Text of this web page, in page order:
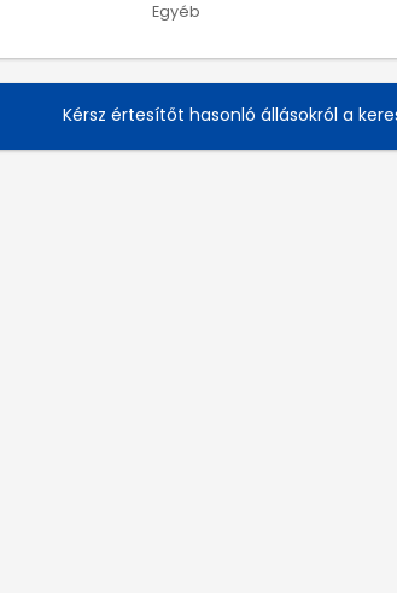
Egyéb
Kérsz értesítőt hasonló állásokról a